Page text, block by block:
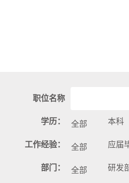
职位名称
学历： 全部 本科
工作经验： 全部 应届
部门： 全部 研发